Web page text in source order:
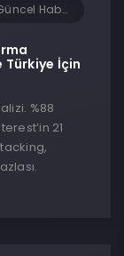
Sosyal Medya
Türkiye İçin
%88
21